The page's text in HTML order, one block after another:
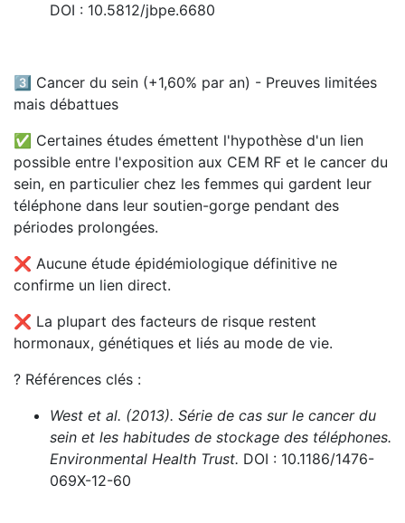
DOI : 10.5812/jbpe.6680
3️⃣ Cancer du sein (+1,60% par an) - Preuves limitées
mais débattues
✅ Certaines études émettent l'hypothèse d'un lien
possible entre l'exposition aux CEM RF et le cancer du
sein, en particulier chez les femmes qui gardent leur
téléphone dans leur soutien-gorge pendant des
périodes prolongées.
❌ Aucune étude épidémiologique définitive ne
confirme un lien direct.
❌ La plupart des facteurs de risque restent
hormonaux, génétiques et liés au mode de vie.
? Références clés :
West et al. (2013). Série de cas sur le cancer du
sein et les habitudes de stockage des téléphones.
Environmental Health Trust. DOI : 10.1186/1476-
069X-12-60